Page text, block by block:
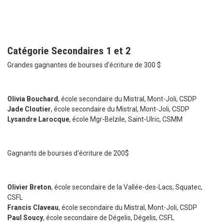
Catégorie Secondaires 1 et 2
Grandes gagnantes de bourses d'écriture de 300 $
Olivia Bouchard, école secondaire du Mistral, Mont-Joli, CSDP
Jade Cloutier, école secondaire du Mistral, Mont-Joli, CSDP
Lysandre Larocque, école Mgr-Belzile, Saint-Ulric, CSMM
Gagnants de bourses d'écriture de 200$
Olivier Breton, école secondaire de la Vallée-des-Lacs, Squatec,
CSFL
Francis Claveau, école secondaire du Mistral, Mont-Joli, CSDP
Paul Soucy, école secondaire de Dégelis, Dégelis, CSFL